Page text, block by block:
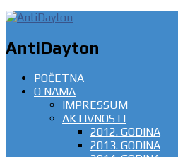
AntiDayton
POČETNA
O NAMA
IMPRESSUM
AKTIVNOSTI
2012. GODINA
2013. GODINA